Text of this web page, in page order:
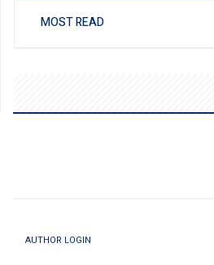
MOST READ
AUTHOR LOGIN